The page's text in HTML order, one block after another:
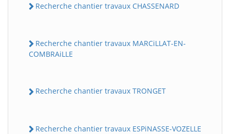
Recherche chantier travaux CHASSENARD
Recherche chantier travaux MARCiLLAT-EN-
COMBRAiLLE
Recherche chantier travaux TRONGET
Recherche chantier travaux ESPiNASSE-VOZELLE